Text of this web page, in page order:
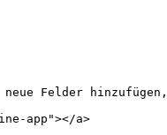
Felder
app"></a>